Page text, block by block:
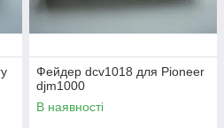
Фейдер dcv1018 для Pioneer
djm1000
В наявності